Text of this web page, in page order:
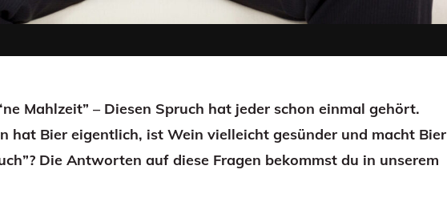
Mahlzeit” – Diesen Spruch hat jeder schon einmal gehört.
hat Bier eigentlich, ist Wein vielleicht gesünder und macht Bier
Die Antworten auf diese Fragen bekommst du in unserem